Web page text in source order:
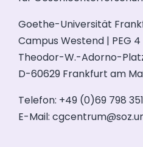
Goethe-Universität
Campus Westend | PEG 4
Theodor-W.-Adorno-
D-60629 Frankfurt am
Telefon: +49 (0)69 798
E-Mail: